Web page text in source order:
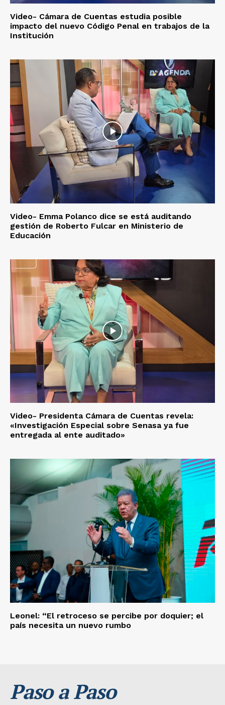
Video- Cámara de Cuentas estudia posible
impacto del nuevo Código Penal en trabajos de la
Institución
Video- Emma Polanco dice se está auditando
gestión de Roberto Fulcar en Ministerio de
Educación
Video- Presidenta Cámara de Cuentas revela:
«Investigación Especial sobre Senasa ya fue
entregada al ente auditado»
Leonel: “El retroceso se percibe por doquier; el
país necesita un nuevo rumbo
Paso a Paso